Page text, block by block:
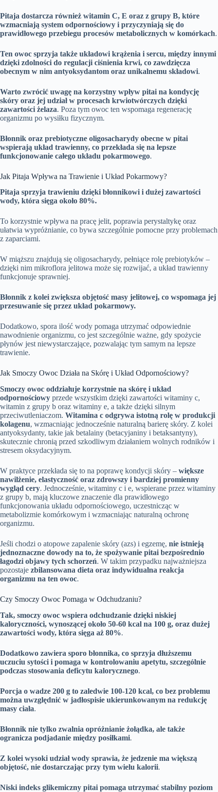
Pitaja dostarcza również witamin C, E oraz z grupy B, które
wzmacniają system odpornościowy i przyczyniają się do
prawidłowego przebiegu procesów metabolicznych w komórkach.
Ten owoc sprzyja także układowi krążenia i sercu, między innymi
dzięki zdolności do regulacji ciśnienia krwi, co zawdzięcza
obecnym w nim antyoksydantom oraz unikalnemu składowi.
Warto zwrócić uwagę na korzystny wpływ pitai na kondycję
skóry oraz jej udział w procesach krwiotwórczych dzięki
zawartości żelaza. Poza tym owoc ten wspomaga regenerację
organizmu po wysiłku fizycznym.
Błonnik oraz prebiotyczne oligosacharydy obecne w pitai
wspierają układ trawienny, co przekłada się na lepsze
funkcjonowanie całego układu pokarmowego.
Jak Pitaja Wpływa na Trawienie i Układ Pokarmowy?
Pitaja sprzyja trawieniu dzięki błonnikowi i dużej zawartości
wody, która sięga około 80%.
To korzystnie wpływa na pracę jelit, poprawia perystaltykę oraz
ułatwia wypróżnianie, co bywa szczególnie pomocne przy problemach
z zaparciami.
W miąższu znajdują się oligosacharydy, pełniące rolę prebiotyków –
dzięki nim mikroflora jelitowa może się rozwijać, a układ trawienny
funkcjonuje sprawniej.
Błonnik z kolei zwiększa objętość masy jelitowej, co wspomaga jej
przesuwanie się przez układ pokarmowy.
Dodatkowo, spora ilość wody pomaga utrzymać odpowiednie
nawodnienie organizmu, co jest szczególnie ważne, gdy spożycie
płynów jest niewystarczające, pozwalając tym samym na lepsze
trawienie.
Jak Smoczy Owoc Działa na Skórę i Układ Odpornościowy?
Smoczy owoc oddziałuje korzystnie na skórę i układ
odpornościowy przede wszystkim dzięki zawartości witaminy c,
witamin z grupy b oraz witaminy e, a także dzięki silnym
przeciwutleniaczom. Witamina c odgrywa istotną rolę w produkcji
kolagenu, wzmacniając jednocześnie naturalną barierę skóry. Z kolei
antyoksydanty, takie jak betalainy (betacyjaniny i betaksantyny),
skutecznie chronią przed szkodliwym działaniem wolnych rodników i
stresem oksydacyjnym.
W praktyce przekłada się to na poprawę kondycji skóry – większe
nawilżenie, elastyczność oraz zdrowszy i bardziej promienny
wygląd cery. Jednocześnie, witaminy c i e, wspierane przez witaminy
z grupy b, mają kluczowe znaczenie dla prawidłowego
funkcjonowania układu odpornościowego, uczestnicząc w
metabolizmie komórkowym i wzmacniając naturalną ochronę
organizmu.
Jeśli chodzi o atopowe zapalenie skóry (azs) i egzemę, nie istnieją
jednoznaczne dowody na to, że spożywanie pitai bezpośrednio
łagodzi objawy tych schorzeń. W takim przypadku najważniejsza
pozostaje zbilansowana dieta oraz indywidualna reakcja
organizmu na ten owoc.
Czy Smoczy Owoc Pomaga w Odchudzaniu?
Tak, smoczy owoc wspiera odchudzanie dzięki niskiej
kaloryczności, wynoszącej około 50-60 kcal na 100 g, oraz dużej
zawartości wody, która sięga aż 80%.
Dodatkowo zawiera sporo błonnika, co sprzyja dłuższemu
uczuciu sytości i pomaga w kontrolowaniu apetytu, szczególnie
podczas stosowania deficytu kalorycznego.
Porcja o wadze 200 g to zaledwie 100-120 kcal, co bez problemu
można uwzględnić w jadłospisie ukierunkowanym na redukcję
masy ciała.
Błonnik nie tylko zwalnia opróżnianie żołądka, ale także
ogranicza podjadanie między posiłkami.
Z kolei wysoki udział wody sprawia, że jedzenie ma większą
objętość, nie dostarczając przy tym wielu kalorii.
Niski indeks glikemiczny pitai pomaga utrzymać stabilny poziom